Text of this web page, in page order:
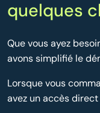
quelques
Que vous ayez
avons simplifié le
Lorsque vous
avez un accès